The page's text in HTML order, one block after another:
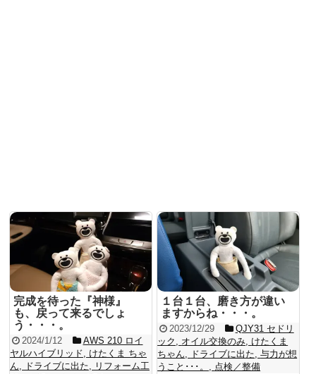
完成を待った『神様』
も、戻って来るでしょ
う・・・。
2024/1/12
AWS 210 ロイ
ヤルハイブリッド, けたくま ちゃ
ん, ドライブに出た, リフォーム工
１台１台、磨き方が違い
ますからね・・・。
2023/12/29
QJY31 セドリ
ック , オイル交換のみ, けたくま
ちゃん, ドライブに出た,与力が想
うこと･･･。 , 点検／整備